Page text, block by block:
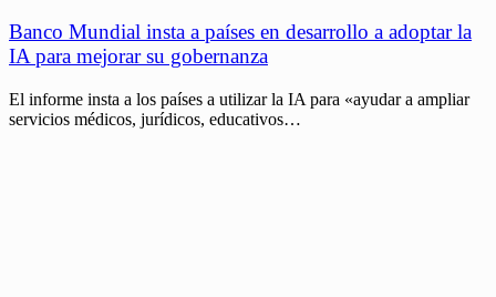
Banco Mundial insta a países en desarrollo a adoptar la
IA para mejorar su gobernanza
El informe insta a los países a utilizar la IA para «ayudar a ampliar
servicios médicos, jurídicos, educativos…